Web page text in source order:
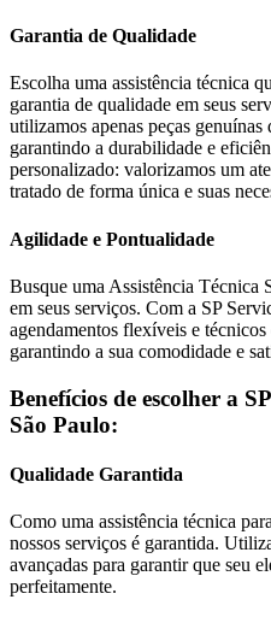
Garantia de Qualidade
Escolha uma assistência técnica
garantia de qualidade em seus
utilizamos apenas peças genuínas
garantindo a durabilidade e
personalizado: valorizamos um
tratado de forma única e suas
Agilidade e Pontualidade
Busque uma Assistência Técnica
em seus serviços. Com a SP
agendamentos flexíveis e
garantindo a sua comodidade e
Benefícios de escolher a
São Paulo:
Qualidade Garantida
Como uma assistência técnica para
nossos serviços é garantida.
avançadas para garantir que seu
perfeitamente.